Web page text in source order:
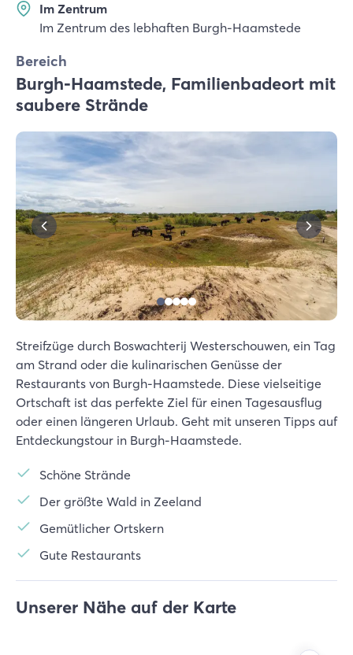
Im Zentrum
Im Zentrum des lebhaften Burgh-Haamstede
Bereich
Burgh-Haamstede, Familienbadeort mit
saubere Strände
Streifzüge durch Boswachterij Westerschouwen, ein Tag
am Strand oder die kulinarischen Genüsse der
Restaurants von Burgh-Haamstede. Diese vielseitige
Ortschaft ist das perfekte Ziel für einen Tagesausflug
oder einen längeren Urlaub. Geht mit unseren Tipps auf
Entdeckungstour in Burgh-Haamstede.
Schöne Strände
Der größte Wald in Zeeland
Gemütlicher Ortskern
Gute Restaurants
Unserer Nähe auf der Karte